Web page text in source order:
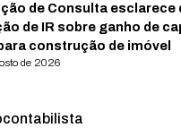
de Consulta esclarece
de IR sobre ganho de
construção de imóvel
de 2026